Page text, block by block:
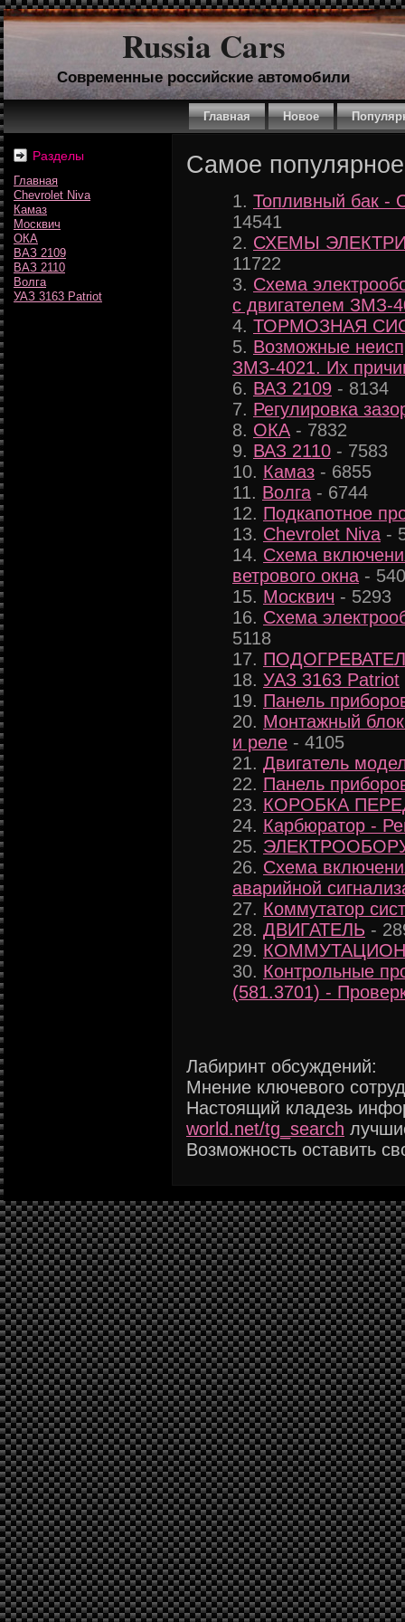
Russia Cars
Современные российские автомобили
Главная Новое
Разделы
Главная
Chevrolet Niva
Камаз
Москвич
ОКА
ВАЗ 2109
ВАЗ 2110
Волга
УАЗ 3163 Patriot
Самое популярное
Топливный бак -
14541
СХЕМЫ
11722
Схема
с двигателем ЗМЗ-
ТОРМОЗНАЯ
Возможные
ЗМЗ-4021. Их
ВАЗ 2109 - 8134
Регулировка
ОКА - 7832
ВАЗ 2110 - 7583
Камаз - 6855
Волга - 6744
Подкапотное
Chevrolet Niva -
Схема
ветрового окна -
Москвич - 5293
Схема
5118
УАЗ 3163 Patriot
Панель
Монтажный
и реле - 4105
Двигатель
Панель
КОРОБКА
Карбюратор -
Схема
аварийной
Коммутатор
ДВИГАТЕЛЬ -
Контрольные
(581.3701) -
Лабиринт обсуждений:
Мнение ключевого
Настоящий кладезь
world.net/tg_search
Возможность оставить